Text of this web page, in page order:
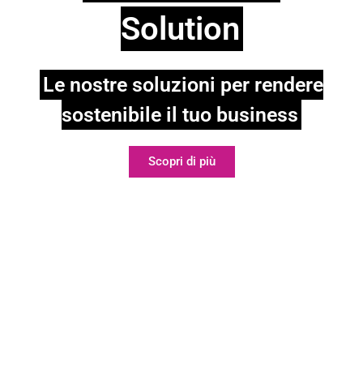
Solution
Le nostre soluzioni per rendere
sostenibile il tuo business
Scopri di più